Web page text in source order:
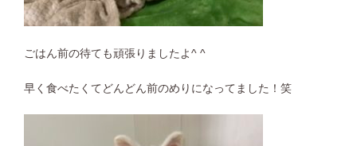
ごはん前の待ても頑張りましたよ^ ^
早く食べたくてどんどん前のめりになってました！笑